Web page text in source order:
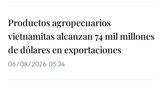
Productos agropecuarios
vietnamitas alcanzan 74 mil millones
de dólares en exportaciones
06/08/2026 05:34